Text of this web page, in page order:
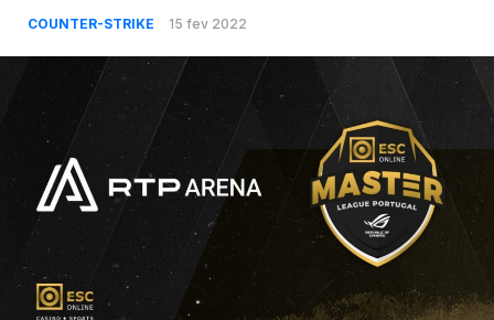
COUNTER-STRIKE 15 fev 2022